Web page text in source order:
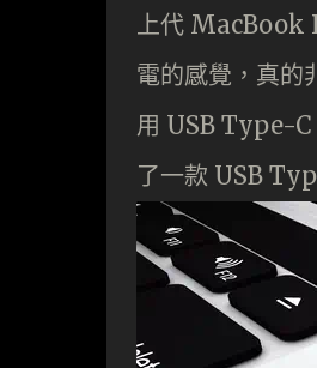
上代 MacBook
電的感覺，真
用 USB Type-C
了一款 USB